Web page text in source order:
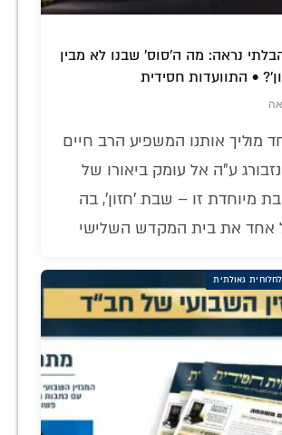
נראה: מה ה'סוס' שבנו לא מבין
• התוועדות חסידית
מוליך אותנו המשפיע הרב חיים
ע"ה אל עומק ביאורו של
מיוחדת זו – שבת 'חזון', בה
אחד את בית המקדש השלישי
גאולתית